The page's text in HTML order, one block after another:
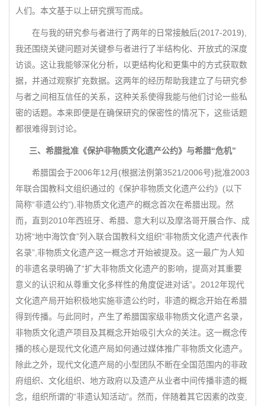
人们。本文基于以上研究撰写而成。
在与我的研究参与者进行了两年的日常接触后(2017-2019),
我还围绕关键问题对关键参与者进行了半结构化、开放式的深度
访谈。这让我能够深化分析，以更结构化和更集中的方式获取数
据，并通过观察扩充数据。这两年的经历帮助我建立了与研究参
与者之间相互信任的关系，这种关系使得我能与他们讨论一些私
密的话题。本来即便是在确保研究的保密性的情况下，这些话题
都很难得到讨论。
三、希腊批准《保护非物质文化遗产公约》与希腊“危机”
希腊国会于2006年12月(根据法例第3521/2006号)批准2003
年联合国教科文组织通过的《保护非物质文化遗产公约》(以下
简称“非遗公约”),非物质文化遗产的概念首次在希腊出现。然
而，直到2010年西班牙、希腊、意大利以及摩洛哥开展合作、成
功将“地中海饮食”列入联合国教科文组织“非物质文化遗产代表作
名录”,非物质文化遗产这一概念才开始被提及。这一最广为人知
的非遗名录明确了“扩大非物质文化遗产的影响，提高对其重要
意义的认识和从尊重文化多样性的角度促进对话”。2012年现代
文化遗产局开始积极地实施非遗公约时，非遗的概念开始在希腊
得到传播。与此同时，产生了希腊国家级非物质文化遗产名录，
非物质文化遗产项目及其概念开始吸引大众的关注。这一概念传
播的核心是现代文化遗产局如何通过媒体推广非物质文化遗产。
除此之外，现代文化遗产局的小型团队不断在全国范围内的非政
府组织、文化组织、地方政府以及遗产从业者中间传播非遗的概
念，组织所谓的“非遗认知活动”。然而，伴随着其它因素的改变,